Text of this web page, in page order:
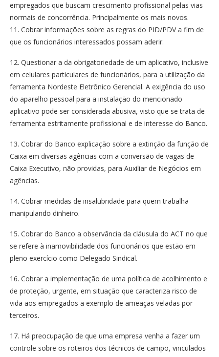
empregados que buscam crescimento profissional pelas vias
normais de concorrência. Principalmente os mais novos.
11. Cobrar informações sobre as regras do PID/PDV a fim de
que os funcionários interessados possam aderir.
12. Questionar a da obrigatoriedade de um aplicativo, inclusive
em celulares particulares de funcionários, para a utilização da
ferramenta Nordeste Eletrônico Gerencial. A exigência do uso
do aparelho pessoal para a instalação do mencionado
aplicativo pode ser considerada abusiva, visto que se trata de
ferramenta estritamente profissional e de interesse do Banco.
13. Cobrar do Banco explicação sobre a extinção da função de
Caixa em diversas agências com a conversão de vagas de
Caixa Executivo, não providas, para Auxiliar de Negócios em
agências.
14. Cobrar medidas de insalubridade para quem trabalha
manipulando dinheiro.
15. Cobrar do Banco a observância da cláusula do ACT no que
se refere à inamovibilidade dos funcionários que estão em
pleno exercício como Delegado Sindical.
16. Cobrar a implementação de uma política de acolhimento e
de proteção, urgente, em situação que caracteriza risco de
vida aos empregados a exemplo de ameaças veladas por
terceiros.
17. Há preocupação de que uma empresa venha a fazer um
controle sobre os roteiros dos técnicos de campo, vinculados